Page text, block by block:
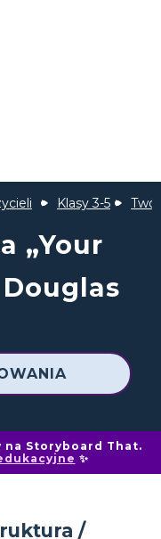
Klasy 3-5
„Your
na Storyboard That.
✨